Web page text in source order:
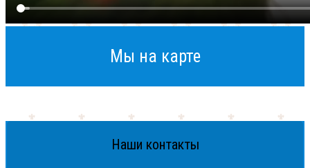
Мы на карте
Наши контакты